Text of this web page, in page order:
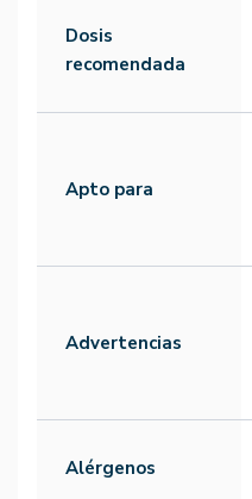
Dosis
recomendada
Apto para
Advertencias
Alérgenos